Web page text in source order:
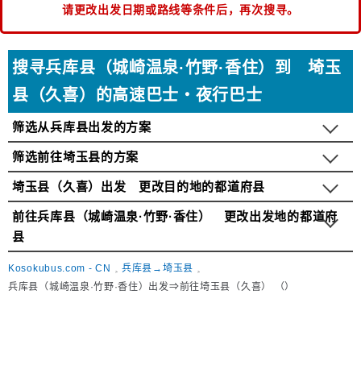
请更改出发日期或路线等条件后，再次搜寻。
搜寻兵库县（城崎温泉·竹野·香住）到 埼玉
县（久喜）的高速巴士・夜行巴士
筛选从兵库县出发的方案
筛选前往埼玉县的方案
埼玉县（久喜）出发 更改目的地的都道府县
前往兵库县（城崎温泉·竹野·香住） 更改出发地的都道府
县
Kosokubus.com - CN
兵库县→埼玉县
兵库县（城崎温泉·竹野·香住）出发⇒前往埼玉县（久喜） （）